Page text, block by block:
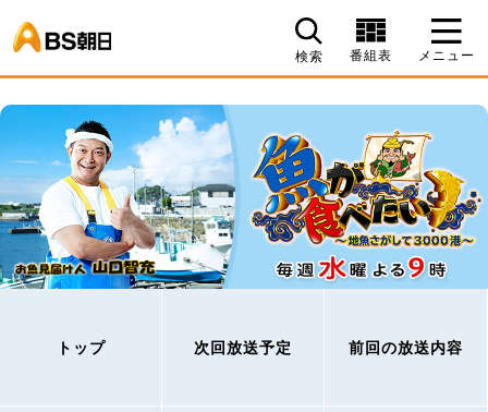
検索 番組表 メニュー
トップ 次回放送予定 前回の放送内容